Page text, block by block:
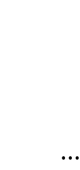
...